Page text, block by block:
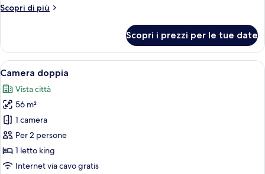
Scopri di più
Altri
Suite
Harbour
View
Scopri i prezzi per le tue date
Apri
tutte
le
foto
per
Camera
doppia
Una camera d'albergo con un letto
5
Camera doppia
Vista città
56 m²
1 camera
Per 2 persone
1 letto king
Internet via cavo gratis